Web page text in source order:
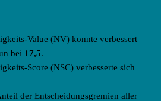
Value (NV) konnte verbessert
bei 17,5.
Score (NSC) verbesserte sich
der Entscheidungsgremien aller